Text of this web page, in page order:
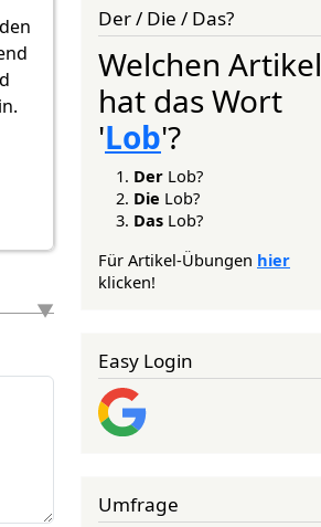
Der / Die / Das?
Welchen Artikel
hat das Wort
'Lob'?
Der Lob?
Die Lob?
Das Lob?
Für Artikel-Übungen hier
klicken!
Easy Login
Umfrage